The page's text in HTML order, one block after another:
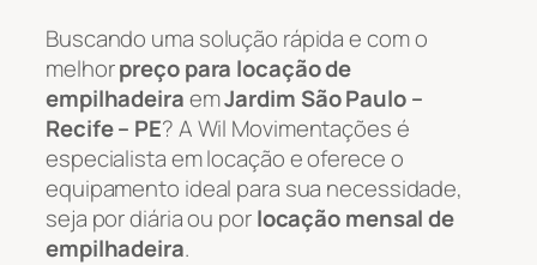
Buscando uma solução rápida e com o
melhorpreço para locação de
empilhadeiraemJardim São Paulo –
Recife – PE? A Wil Movimentações é
especialista em locação e oferece o
equipamento ideal para sua necessidade,
seja por diária ou porlocação mensal de
empilhadeira.